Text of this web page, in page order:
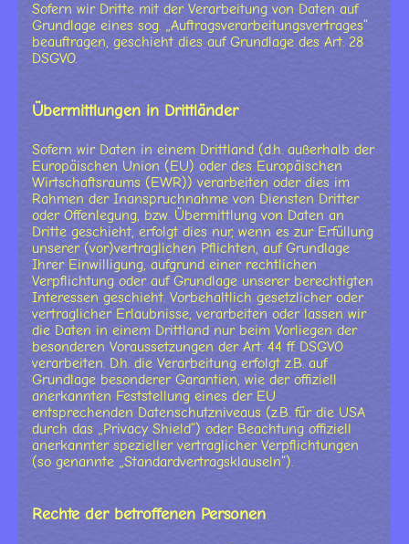
Sofern wir Dritte mit der Verarbeitung von Daten auf
Grundlage eines sog. „Auftragsverarbeitungsvertrages“
beauftragen, geschieht dies auf Grundlage des Art. 28
DSGVO.
Übermittlungen in Drittländer
Sofern wir Daten in einem Drittland (d.h. außerhalb der
Europäischen Union (EU) oder des Europäischen
Wirtschaftsraums (EWR)) verarbeiten oder dies im
Rahmen der Inanspruchnahme von Diensten Dritter
oder Offenlegung, bzw. Übermittlung von Daten an
Dritte geschieht, erfolgt dies nur, wenn es zur Erfüllung
unserer (vor)vertraglichen Pflichten, auf Grundlage
Ihrer Einwilligung, aufgrund einer rechtlichen
Verpflichtung oder auf Grundlage unserer berechtigten
Interessen geschieht. Vorbehaltlich gesetzlicher oder
vertraglicher Erlaubnisse, verarbeiten oder lassen wir
die Daten in einem Drittland nur beim Vorliegen der
besonderen Voraussetzungen der Art. 44 ff. DSGVO
verarbeiten. D.h. die Verarbeitung erfolgt z.B. auf
Grundlage besonderer Garantien, wie der offiziell
anerkannten Feststellung eines der EU
entsprechenden Datenschutzniveaus (z.B. für die USA
durch das „Privacy Shield“) oder Beachtung offiziell
anerkannter spezieller vertraglicher Verpflichtungen
(so genannte „Standardvertragsklauseln“).
Rechte der betroffenen Personen